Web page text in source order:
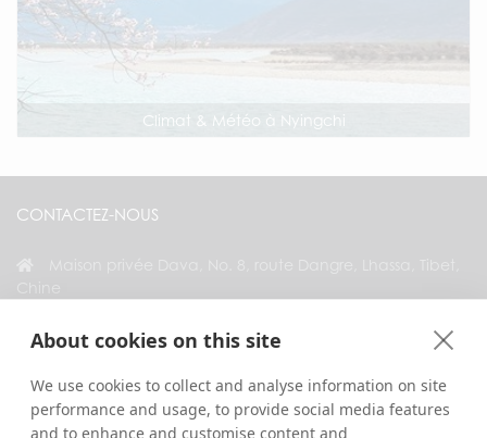
About cookies on this site
We use cookies to collect and analyse information on site
performance and usage, to provide social media features
and to enhance and customise content and
Climat & Météo à Nyingchi
CONTACTEZ-NOUS
RESTEZ CONNECTÉ AVEC NOUS